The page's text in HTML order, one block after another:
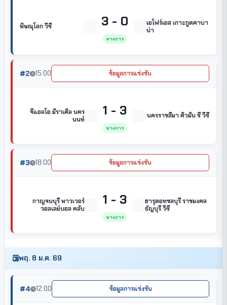
พิษณุโลก วีซี 3 - 0
ทางการ
เอโฟร์เอส เกาะกูดคาบา
น่า
#2 15:00 ข้อมูลการแข่งขัน
จีแอลโอ มิราเคิล นคร
นนท์
1 - 3
ทางการ
นครราชสีมา คิวมิน ซี วีซี
#3 18:00 ข้อมูลการแข่งขัน
กาญจนบุรี พาวเวอร์
วอลเลย์บอล คลับ
1 - 3
ทางการ
ฮารุดอทชลบุรี ราชมงคล
ธัญบุรี วีซี
พฤ. 8 ม.ค. 69
#4 12:00 ข้อมูลการแข่งขัน